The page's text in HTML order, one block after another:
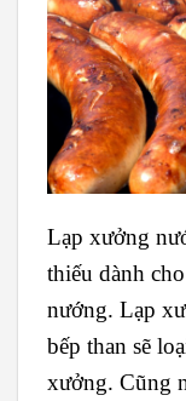
Lạp xưởng
thiếu dành
nướng. Lạp
bếp than sẽ
xưởng. Cũng